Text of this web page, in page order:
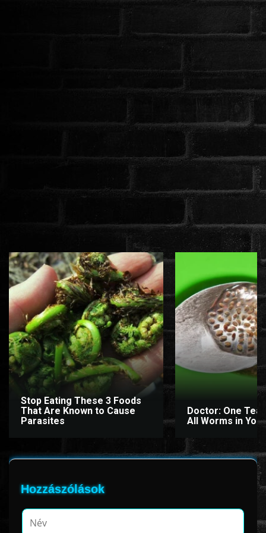
Stop Eating These 3 Foods
That Are Known to Cause
Parasites
Doctor: One
All Worms in
Hozzászólások